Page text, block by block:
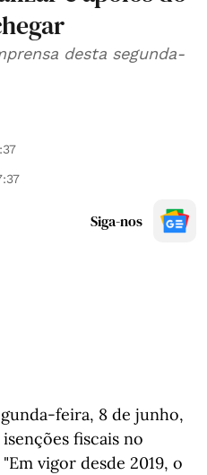
desta segunda-
Siga-nos
feira, 8 de junho,
fiscais no
vigor desde 2019, o